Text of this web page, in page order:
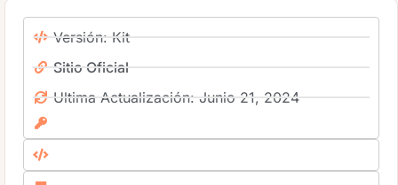
Versión: Kit
Sitio Oficial
Ultima Actualización: Junio 21, 2024